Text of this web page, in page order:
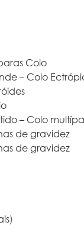
Colo
– Colo
– Colo
de gravidez
de gravidez